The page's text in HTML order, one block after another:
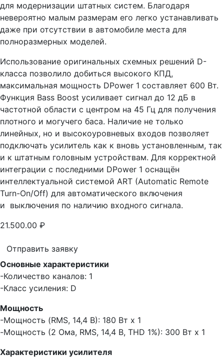
для модернизации штатных систем. Благодаря
невероятно малым размерам его легко устанавливать
даже при отсутствии в автомобиле места для
полноразмерных моделей.
Использование оригинальных схемных решений D-
класса позволило добиться высокого КПД,
максимальная мощность DPower 1 составляет 600 Вт.
Функция Bass Boost усиливает сигнал до 12 дБ в
частотной области с центром на 45 Гц для получения
плотного и могучего баса. Наличие не только
линейных, но и высокоуровневых входов позволяет
подключать усилитель как к вновь установленным, так
и к штатным головным устройствам. Для корректной
интеграции с последними DPower 1 оснащён
интеллектуальной системой ART (Automatic Remote
Turn-On/Off) для автоматического включения
и выключения по наличию входного сигнала.
21.500.00 ₽
Отправить заявку
Основные характеристики
-Количество каналов: 1
-Класс усиления: D
Мощность
-Мощность (RMS, 14,4 В): 180 Вт x 1
-Мощность (2 Ома, RMS, 14,4 В, THD 1%): 300 Вт x 1
Характеристики усилителя